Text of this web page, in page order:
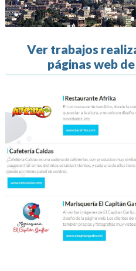
Ver trabajos
páginas web